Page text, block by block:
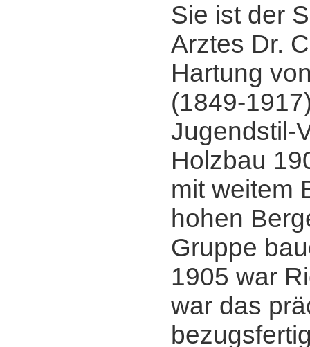
Sie ist der
Arztes Dr.
Hartung
(1849-
Jugendstil-
Holzbau
mit weitem
hohen
Gruppe
1905 war
war das